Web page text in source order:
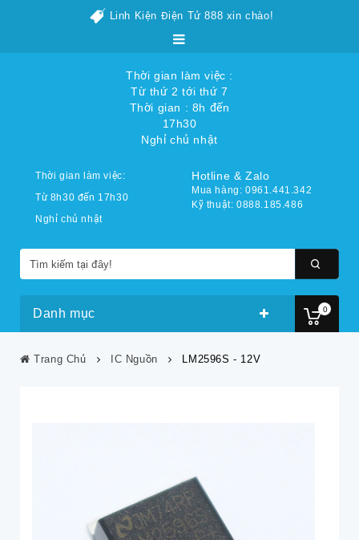
Linh Kiện Điện Tử 888 xin chào!
Thời gian làm việc :
Từ thứ 2 tới thứ 7
Thời gian : 8h đến
17h30
Nghỉ chủ nhật
0
Thời gian làm việc:
Từ 8h30 đến 17h30
Nghỉ chủ nhật
Hotline & Zalo
Mua hàng: 0961.441.342
Kỹ thuật: 0888.185.486
Danh mục
Trang Chủ IC Nguồn LM2596S - 12V